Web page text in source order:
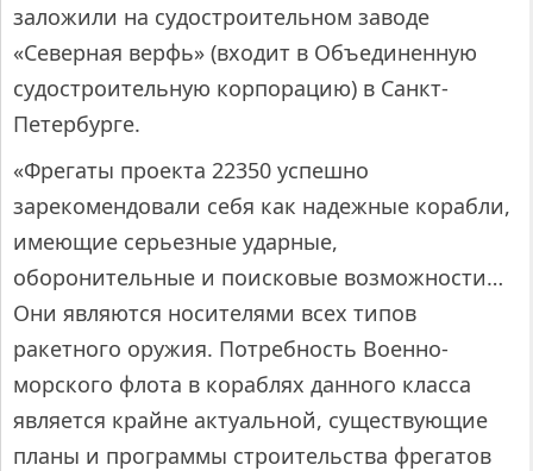
заложили на судостроительном заводе
«Северная верфь» (входит в Объединенную
судостроительную корпорацию) в Санкт-
Петербурге.
«Фрегаты проекта 22350 успешно
зарекомендовали себя как надежные корабли,
имеющие серьезные ударные,
оборонительные и поисковые возможности…
Они являются носителями всех типов
ракетного оружия. Потребность Военно-
морского флота в кораблях данного класса
является крайне актуальной, существующие
планы и программы строительства фрегатов